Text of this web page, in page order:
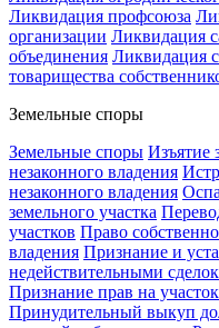
Ликвидация профсоюза
организации Ликвидация
объединения Ликвидация
товарищества
Земельные споры
Земельные споры Изъятие
незаконного владения
незаконного владения
земельного участка
участков Право
владения Признание и
недействительными
Признание прав на
Принудительный выкуп